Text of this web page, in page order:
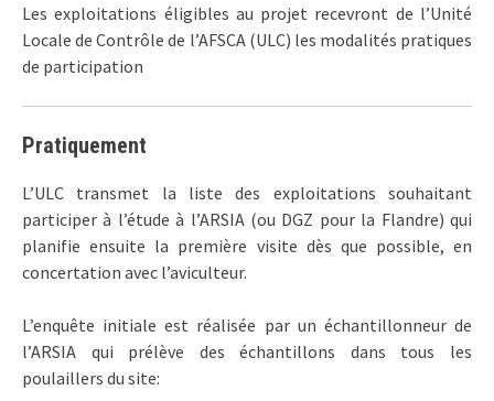
Les exploitations éligibles au projet recevront de l’Unité
Locale de Contrôle de l’AFSCA (ULC) les modalités pratiques
de participation
Pratiquement
L’ULC transmet la liste des exploitations souhaitant
participer à l’étude à l’ARSIA (ou DGZ pour la Flandre) qui
planifie ensuite la première visite dès que possible, en
concertation avec l’aviculteur.
L’enquête initiale est réalisée par un échantillonneur de
l’ARSIA qui prélève des échantillons dans tous les
poulaillers du site: